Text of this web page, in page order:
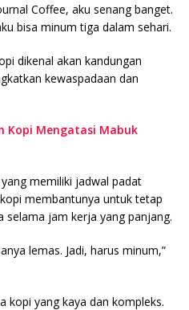
Coffee, aku senang banget.
bisa minum tiga dalam sehari.
dikenal akan kandungan
kewaspadaan dan
Kopi Mengatasi Mabuk
memiliki jadwal padat
membantunya untuk tetap
jam kerja yang panjang.
lemas. Jadi, harus minum,”
kopi yang kaya dan kompleks.